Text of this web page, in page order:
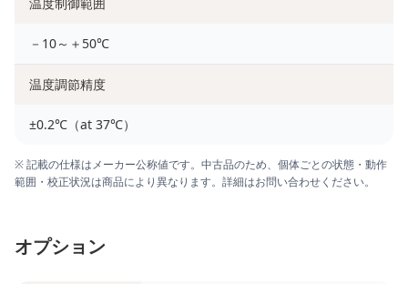
－10～＋50℃
温度調節精度
±0.2℃（at 37℃）
※ 記載の仕様はメーカー公称値です。中古品のため、個体ごとの状態・動作
範囲・校正状況は商品により異なります。詳細はお問い合わせください。
オプション